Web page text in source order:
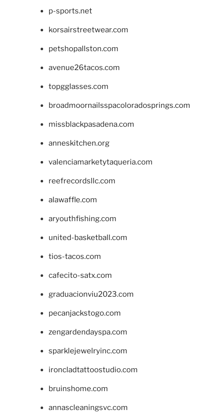
p-sports.net
korsairstreetwear.com
petshopallston.com
avenue26tacos.com
topgglasses.com
broadmoornailsspacoloradosprings.com
missblackpasadena.com
anneskitchen.org
valenciamarketytaqueria.com
reefrecordsllc.com
alawaffle.com
aryouthfishing.com
united-basketball.com
tios-tacos.com
cafecito-satx.com
graduacionviu2023.com
pecanjackstogo.com
zengardendayspa.com
sparklejewelryinc.com
ironcladtattoostudio.com
bruinshome.com
annascleaningsvc.com